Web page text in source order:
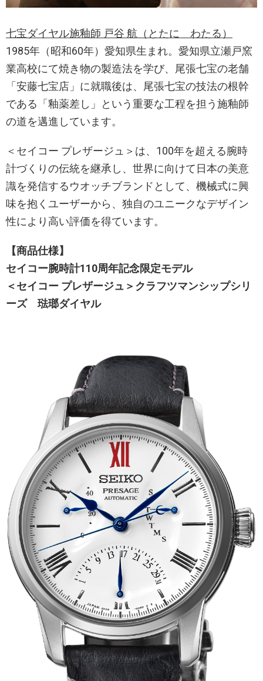
七宝ダイヤル施釉師 戸谷 航（とたに わたる）
1985年（昭和60年）愛知県生まれ。愛知県立瀬戸窯
業高校にて焼き物の製造法を学び、尾張七宝の老舗
「安藤七宝店」に就職後は、尾張七宝の技法の根幹
である「釉薬差し」という重要な工程を担う施釉師
の道を邁進しています。
＜セイコー プレザージュ＞は、100年を超える腕時
計づくりの伝統を継承し、世界に向けて日本の美意
識を発信するウオッチブランドとして、機械式に興
味を抱くユーザーから、独自のユニークなデザイン
性により高い評価を得ています。
【商品仕様】
セイコー腕時計110周年記念限定モデル
＜セイコー プレザージュ＞クラフツマンシップシリ
ーズ 琺瑯ダイヤル